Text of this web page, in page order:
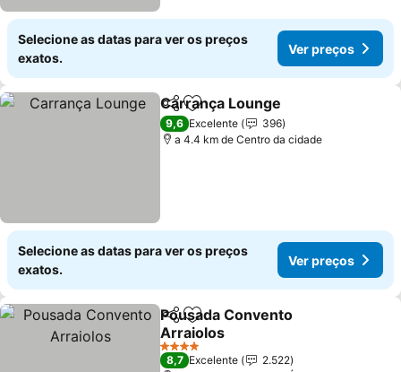
Selecione as datas para ver os preços
exatos.
Ver preços
PartilharAdicionar aos favoritos
Carrança Lounge
9,6 Excelente
396
a 4.4 km de Centro da cidade
Selecione as datas para ver os preços
exatos.
Ver preços
PartilharAdicionar aos favoritos
Pousada Convento
Arraiolos
4 Estrelas
8,7 Excelente
2.522